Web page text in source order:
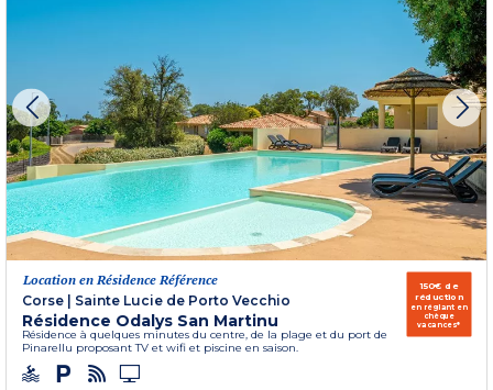
Location en Résidence Référence
Corse
Sainte Lucie de Porto Vecchio
Résidence Odalys San Martinu
Résidence à quelques minutes du centre, de la plage et du port de
Pinarellu proposant TV et wifi et piscine en saison.
150€ de
réduction
en réglant en
chèque
vacances*